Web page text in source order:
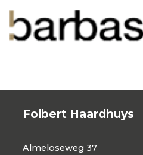
Folbert Haardhuys
Almeloseweg 37